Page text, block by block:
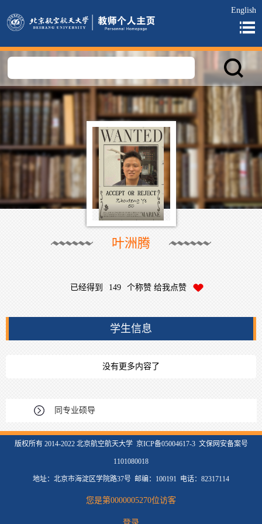
English
叶洲腾
已经得到 149 个称赞 给我点赞
学生信息
没有更多内容了
同专业硕导
版权所有 2014-2022 北京航空航天大学 京ICP备05004617-3 文保网安备案号
1101080018
地址：北京市海淀区学院路37号 邮编：100191 电话：82317114
您是第0000005270位访客